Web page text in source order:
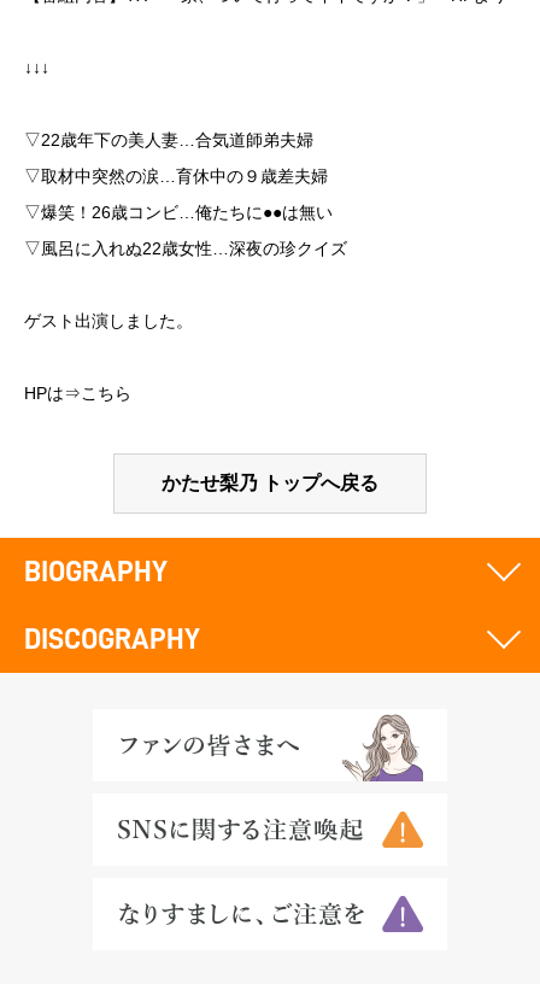
↓↓↓
▽22歳年下の美人妻…合気道師弟夫婦
▽取材中突然の涙…育休中の９歳差夫婦
▽爆笑！26歳コンビ…俺たちに●●は無い
▽風呂に入れぬ22歳女性…深夜の珍クイズ
ゲスト出演しました。
HPは⇒こちら
かたせ梨乃 トップへ戻る
BIOGRAPHY
DISCOGRAPHY